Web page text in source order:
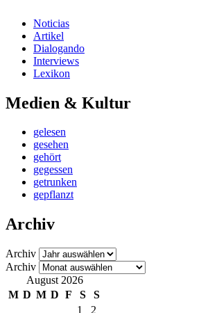
Noticias
Artikel
Dialogando
Interviews
Lexikon
Medien & Kultur
gelesen
gesehen
gehört
gegessen
getrunken
gepflanzt
Archiv
Archiv
Archiv
August 2026
M D M D F S
S
1
2